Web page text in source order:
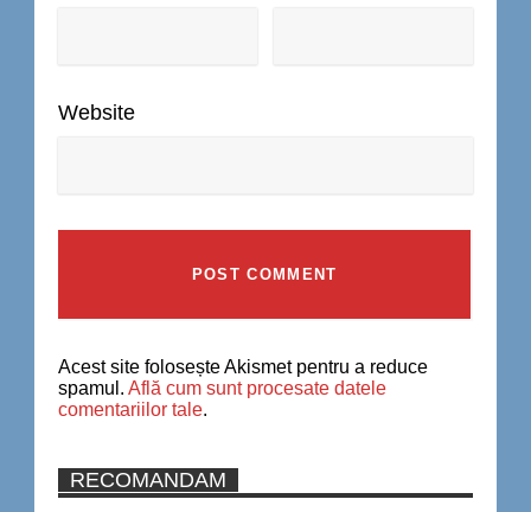
Website
Acest site folosește Akismet pentru a reduce
spamul. Află cum sunt procesate datele
comentariilor tale.
RECOMANDAM